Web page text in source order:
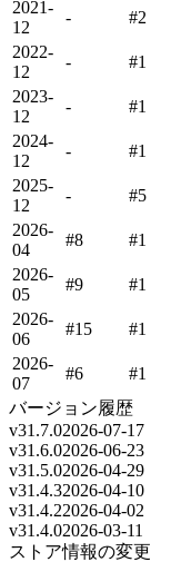
2021-
12
- #2
2022-
12
- #1
2023-
12
- #1
2024-
12
- #1
2025-
12
- #5
2026-
04
#8 #1
2026-
05
#9 #1
2026-
06
#15 #1
2026-
07
#6 #1
バージョン履歴
v31.7.02026-07-17
v31.6.02026-06-23
v31.5.02026-04-29
v31.4.32026-04-10
v31.4.22026-04-02
v31.4.02026-03-11
ストア情報の変更